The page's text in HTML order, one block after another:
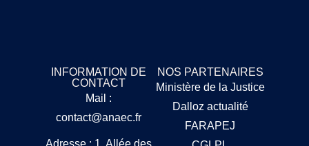
INFORMATION DE
CONTACT
Mail :
contact@anaec.fr
Adresse : 1, Allée des
NOS PARTENAIRES
Ministère de la Justice
Dalloz actualité
FARAPEJ